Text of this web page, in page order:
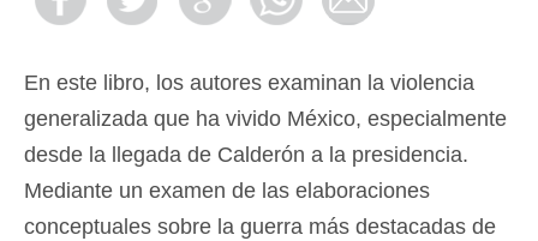
En este libro, los autores examinan la violencia
generalizada que ha vivido México, especialmente
desde la llegada de Calderón a la presidencia.
Mediante un examen de las elaboraciones
conceptuales sobre la guerra más destacadas de